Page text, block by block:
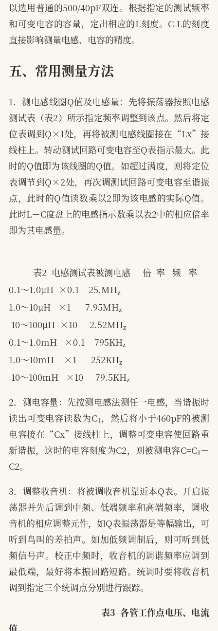
以选用普通的500/40pF双连。根据指定的测试频率
和可变电容的容量，定出相应的L刻度。C-L的刻度
直接影响测量电感、电容的精度。
五、常用测量方法
1．测电感线圈Q值及电感量：先将振荡器按照电感
测试表（表2）所示指定频率调整到该点。然后将定
位表调到Q×1处，再将被测电感线圈接在“Lx”接
线柱上。转动测试回路可变电容至Q表指示最大。此
时的Q值即为该线圈的Q值。如超过满度，则将定位
表调节到Q×2处，再次调测试回路可变电容至谐振
点，此时的Q值读数乘以2即为该电感的实际Q值。
此时L－C度盘上的电感指示数乘以表2中的相应倍率
即为其电感量。
表2  电感测试表被测电感     倍  率   频   率
0.1～1.0μH  ×0.1    25.MHz
1.0～10μH   ×1      7.95MHz
10～100μH  ×10     2.52MH
0.1～1.0mH   ×0.1    795KHz
1.0～10mH    ×1      252KH z
10～100mH   ×10     79.5KH
2．测电容量：先按测电感法测任一电感，当谐振时
读出可变电容读数为C1，然后将小于460pF的被测
电容接在“Cx”接线柱上，调整可变电容使回路重
新谐振，这时的电容刻度为C2，则被测电容C=C1－
C2。
3．调整收音机：将被调收音机靠近本Q表。开启振
荡器并先后调到中频、低端频率和高端频率，调收
音机的相应调整元件，如Q表振荡器是等幅输出，可
听到鸟叫的差拍声。如加低频调制后，则可听到低
频信号声。校正中频时，收音机的调谐频率应调到
最低端，最好将本振回路短路。统调时要将收音机
调到指定三个统调点分别进行跟踪。
表3  各管工作点电压、电流
值